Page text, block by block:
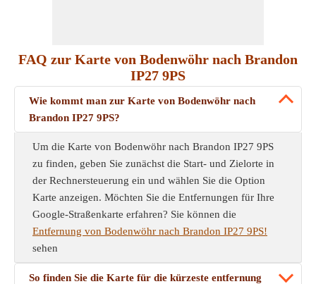
FAQ zur Karte von Bodenwöhr nach Brandon
IP27 9PS
Wie kommt man zur Karte von Bodenwöhr nach
Brandon IP27 9PS?
Um die Karte von Bodenwöhr nach Brandon IP27 9PS
zu finden, geben Sie zunächst die Start- und Zielorte in
der Rechnersteuerung ein und wählen Sie die Option
Karte anzeigen. Möchten Sie die Entfernungen für Ihre
Google-Straßenkarte erfahren? Sie können die
Entfernung von Bodenwöhr nach Brandon IP27 9PS!
sehen
So finden Sie die Karte für die kürzeste entfernung